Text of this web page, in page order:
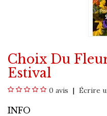
Choix Du
Estival
0 avis Écrire
INFO